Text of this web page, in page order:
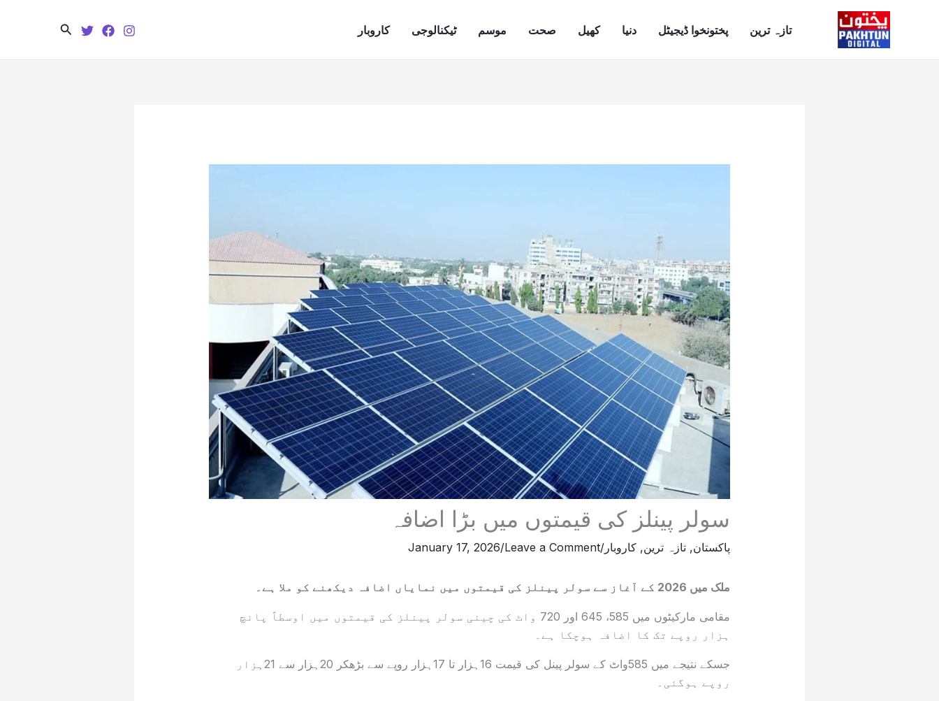
تازہ ترین پختونخوا ڈیجیٹل دنیا کھیل صحت موسم ٹیکنالوجی کاروبار Search
سولر پینلز کی قیمتوں میں بڑا اضافہ
پاکستان, تازہ ترین, کاروبار /
Leave a Comment
/
January 17, 2026
ملک میں 2026 کے آغاز سے سولر پینلز کی قیمتوں میں نمایاں اضافہ دیکھنے کو ملا ہے۔
مقامی مارکیٹوں میں 585، 645 اور 720 واٹ کی چینی سولر پینلز کی قیمتوں میں اوسطاً پانچ
ہزار روپے تک کا اضافہ ہوچکا ہے۔
جسکے نتیجے میں 585واٹ کے سولر پینل کی قیمت 16ہزار تا 17ہزار روپے سے بڑھکر 20ہزار سے 21ہزار
روپے ہوگئی۔